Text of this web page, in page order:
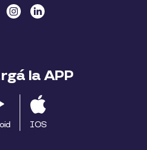
la APP
IOS